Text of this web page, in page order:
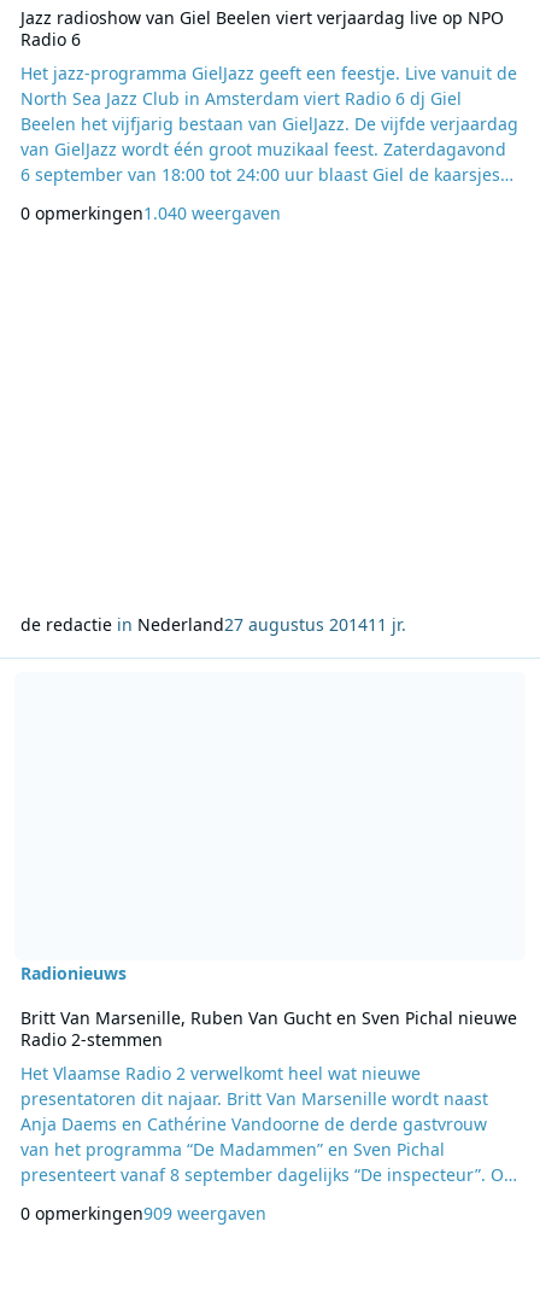
Jazz radioshow van Giel Beelen viert verjaardag live op NPO
Radio 6
Het jazz-programma GielJazz geeft een feestje. Live vanuit de
North Sea Jazz Club in Amsterdam viert Radio 6 dj Giel
Beelen het vijfjarig bestaan van GielJazz. De vijfde verjaardag
van GielJazz wordt één groot muzikaal feest. Zaterdagavond
6 september van 18:00 tot 24:00 uur blaast Giel de kaarsjes
artiesten, onder wie Alain Clark en Tim Wes. Uiteraard kruipt
0 opmerkingen1.040 weergaven
de redactiein Nederland27 augustus 201411 jr.
Radionieuws
Britt Van Marsenille, Ruben Van Gucht en Sven Pichal nieuwe
Radio 2-stemmen
Het Vlaamse Radio 2 verwelkomt heel wat nieuwe
presentatoren dit najaar. Britt Van Marsenille wordt naast
Anja Daems en Cathérine Vandoorne de derde gastvrouw
van het programma “De Madammen” en Sven Pichal
presenteert vanaf 8 september dagelijks “De inspecteur”. Op
op de actualiteit van de voorbije week in zijn eigen
0 opmerkingen909 weergaven